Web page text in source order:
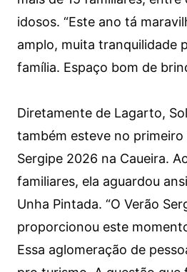
idosos. “Este ano tá
amplo, muita tranquilidade
família. Espaço bom de
Diretamente de Lagarto,
também esteve no primeiro
Sergipe 2026 na Caueira.
familiares, ela aguardou
Unha Pintada. “O Verão
proporcionou este
Essa aglomeração de